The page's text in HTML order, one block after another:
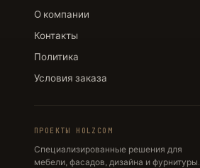
О компании
Контакты
Политика
Условия заказа
ПРОЕКТЫ HOLZCOM
Специализированные решения для
мебели, фасадов, дизайна и фурнитуры.